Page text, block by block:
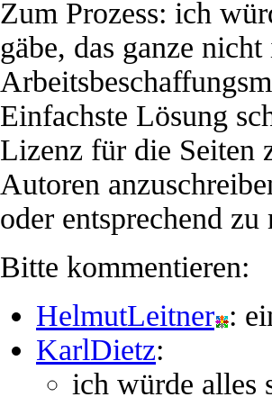
Zum Prozess: ich
gäbe, das ganze
Einfachste Lösung
Lizenz für die Seiten
Autoren
oder entsprechend zu
Bitte kommentieren:
HelmutLeitner :
KarlDietz:
ich würde alles